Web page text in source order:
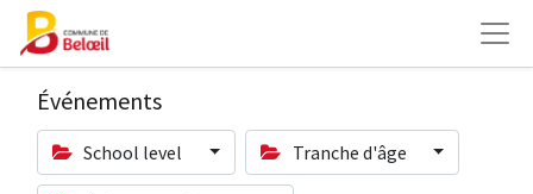
Événements
School level Tranche d'âge